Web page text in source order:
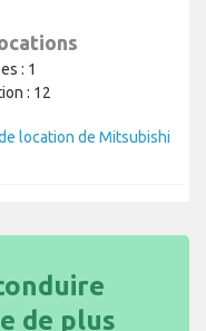
: 1
: 12
location de Mitsubishi
de plus